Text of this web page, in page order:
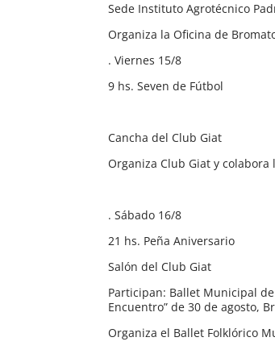
Sede Instituto Agrotécnico
Organiza la Oficina de
. Viernes 15/8
9 hs. Seven de Fútbol
Cancha del Club Giat
Organiza Club Giat y
. Sábado 16/8
21 hs. Peña Aniversario
Salón del Club Giat
Participan: Ballet Municipal
Encuentro” de 30 de agosto,
Organiza el Ballet Folklórico